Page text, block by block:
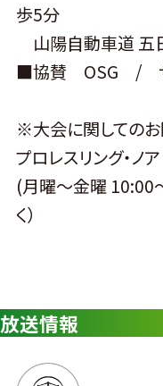
歩5分
山陽自動車道 五
■協賛 OSG / ザ
※大会に関しての
プロレスリング・ノ
(月曜〜金曜 10:00
く）
放送情報